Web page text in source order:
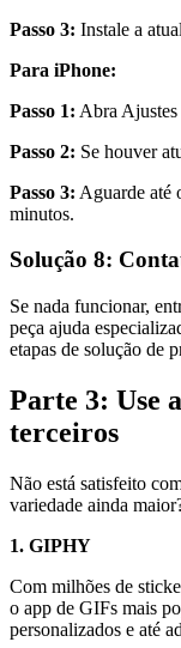
Passo 3: Instale a
Para iPhone:
Passo 1: Abra
Passo 2: Se houver
Passo 3: Aguarde até
minutos.
Solução 8:
Se nada funcionar,
peça ajuda
etapas de solução de
Parte 3: Use
terceiros
Não está satisfeito
variedade ainda
1. GIPHY
Com milhões de
o app de GIFs mais
personalizados e até